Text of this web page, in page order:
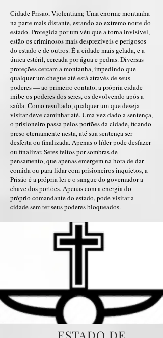
Cidade Prisão, Violentiam; Uma enorme montanha
na parte mais distante, estando ao extremo norte do
estado. Protegida por um véu que a torna invisível,
estão os criminosos mais desprezíveis e perigosos
do estado e de outros. É a cidade mais gelada, e a
única estéril, cercada por água e pedras. Diversas
proteções cercam a montanha, impedindo que
qualquer um chegue até está através de seus
poderes — ao primeiro contato, a própria cidade
inibe os poderes dos seres, os devolvendo após a
saída. Como resultado, qualquer um que deseja
visitar deve caminhar até. Uma vez dado a sentença,
o prisioneiro passa pelos portões da cidade, ficando
preso eternamente nesta, até sua sentença ser
desfeita ou finalizada. Apenas o líder pode desfazer
ou finalizar. Seres feitos por sombras de
pensamento, que apenas emergem na hora de dar
comida ou para lidar com prisioneiros inquietos, a
Prisão é a própria lei e o sangue do governador a
chave dos portões. Apenas com a energia do
próprio comandante do estado, pode visitar a
cidade sem ter seus poderes bloqueados.